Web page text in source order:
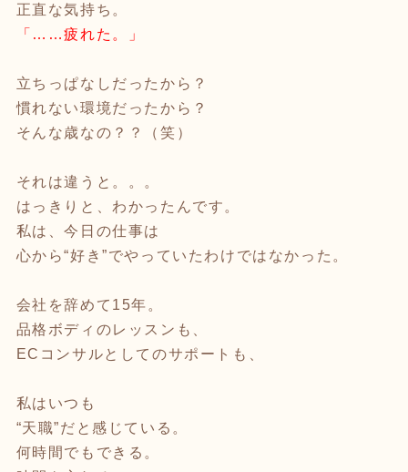
正直な気持ち。
「……疲れた。」
立ちっぱなしだったから？
慣れない環境だったから？
そんな歳なの？？（笑）
それは違うと。。。
はっきりと、わかったんです。
私は、今日の仕事は
心から“好き”でやっていたわけではなかった。
会社を辞めて15年。
品格ボディのレッスンも、
ECコンサルとしてのサポートも、
私はいつも
“天職”だと感じている。
何時間でもできる。